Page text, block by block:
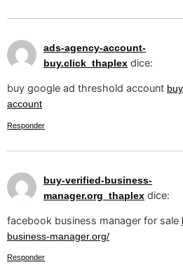
ads-agency-account-
buy.click_thaplex dice:
buy google ad threshold account
account
Responder
buy-verified-business-
manager.org_thaplex dice:
facebook business manager for sale
business-manager.org/
Responder